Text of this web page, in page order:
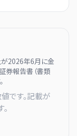
が2026年6月に金
券報告書（書類
です。記載が